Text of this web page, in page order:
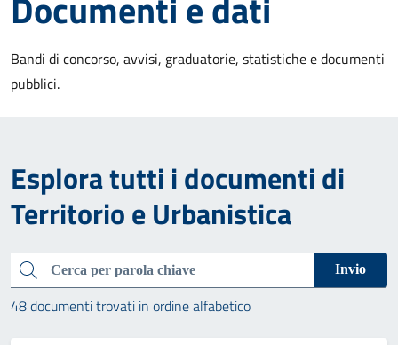
Bandi di concorso, avvisi, graduatorie, statistiche e documenti
pubblici.
Esplora tutti i documenti di
Territorio e Urbanistica
Cerca Invio
48 documenti trovati in ordine alfabetico